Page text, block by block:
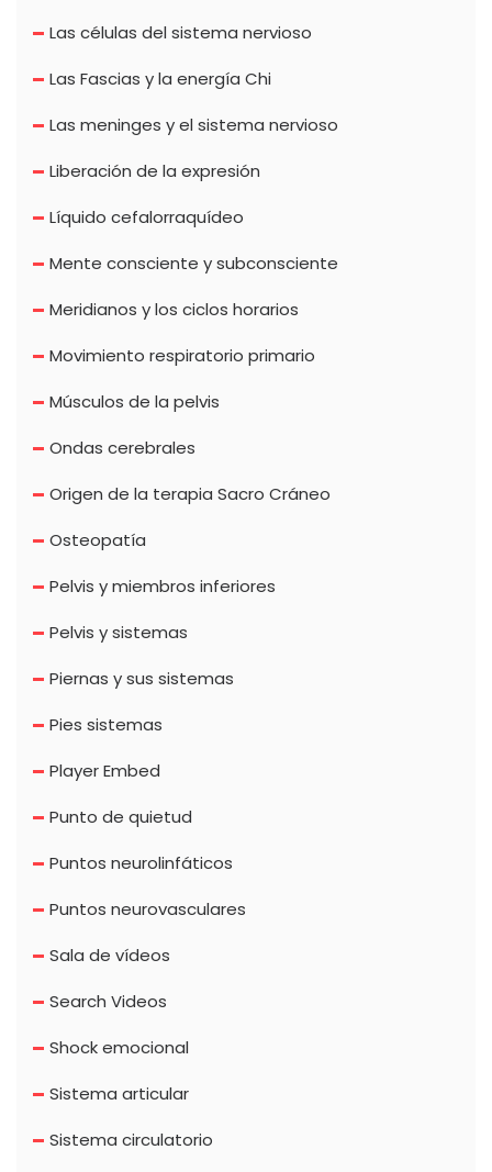
Las células del sistema nervioso
Las Fascias y la energía Chi
Las meninges y el sistema nervioso
Liberación de la expresión
Líquido cefalorraquídeo
Mente consciente y subconsciente
Meridianos y los ciclos horarios
Movimiento respiratorio primario
Músculos de la pelvis
Ondas cerebrales
Origen de la terapia Sacro Cráneo
Osteopatía
Pelvis y miembros inferiores
Pelvis y sistemas
Piernas y sus sistemas
Pies sistemas
Player Embed
Punto de quietud
Puntos neurolinfáticos
Puntos neurovasculares
Sala de vídeos
Search Videos
Shock emocional
Sistema articular
Sistema circulatorio